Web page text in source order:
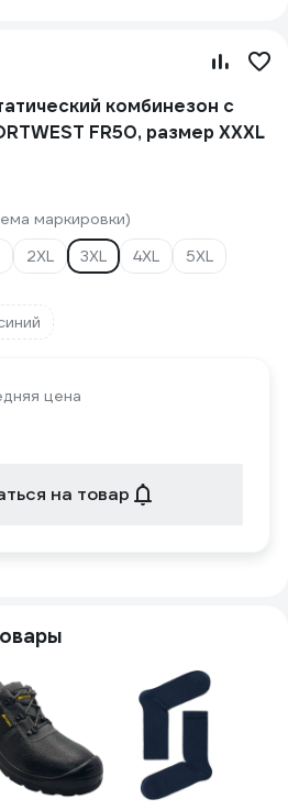
комбинезон с
FR50, размер XXXL
маркировки)
2XL 3XL 4XL
5XL
цена
на товар